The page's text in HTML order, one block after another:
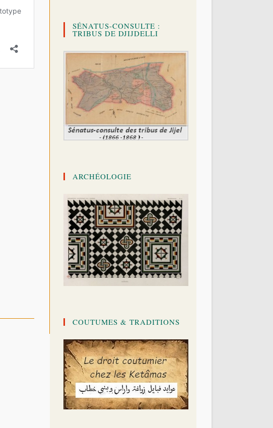
SÉNATUS-CONSULTE :
TRIBUS DE DJIJDELLI
ARCHÉOLOGIE
COUTUMES & TRADITIONS